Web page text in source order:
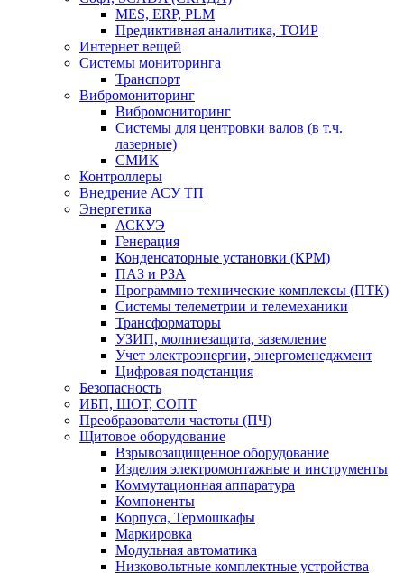
MES, ERP, PLM
Предиктивная аналитика, ТОИР
Интернет вещей
Системы мониторинга
Транспорт
Вибромониторинг
Вибромониторинг
Системы для центровки валов (в т.ч.
лазерные)
СМИК
Контроллеры
Внедрение АСУ ТП
Энергетика
АСКУЭ
Генерация
Конденсаторные установки (КРМ)
ПАЗ и РЗА
Программно технические комплексы (ПТК)
Системы телеметрии и телемеханики
Трансформаторы
УЗИП, молниезащита, заземление
Учет электроэнергии, энергоменеджмент
Цифровая подстанция
Безопасность
ИБП, ШОТ, СОПТ
Преобразователи частоты (ПЧ)
Щитовое оборудование
Взрывозащищенное оборудование
Изделия электромонтажные и инструменты
Коммутационная аппаратура
Компоненты
Корпуса, Термошкафы
Маркировка
Модульная автоматика
Низковольтные комплектные устройства